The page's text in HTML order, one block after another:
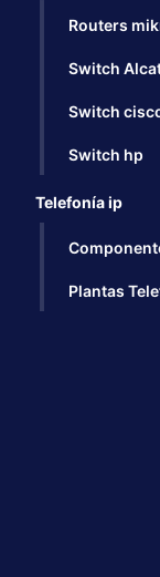
Routers
Switch
Switch
Switch hp
Telefonía ip
Plantas